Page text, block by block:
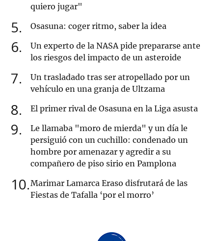
quiero jugar"
5 Osasuna: coger ritmo, saber la idea
6
Un experto de la NASA pide prepararse ante
los riesgos del impacto de un asteroide
7
Un trasladado tras ser atropellado por un
vehículo en una granja de Ultzama
8 El primer rival de Osasuna en la Liga asusta
9
Le llamaba "moro de mierda" y un día le
persiguió con un cuchillo: condenado un
hombre por amenazar y agredir a su
compañero de piso sirio en Pamplona
10 Marimar Lamarca Eraso disfrutará de las
Fiestas de Tafalla ‘por el morro’